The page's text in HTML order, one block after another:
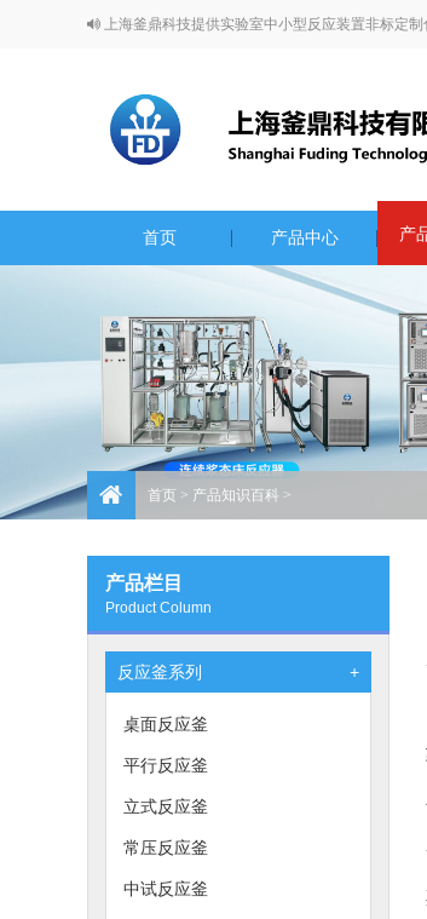
上海釜鼎科技提供实验室中小型反应装置非标定
首页 产品中心 产
首页 > 产品知识百科 >
产品栏目
Product Column
反应釜系列 +
桌面反应釜
平行反应釜
立式反应釜
常压反应釜
中试反应釜